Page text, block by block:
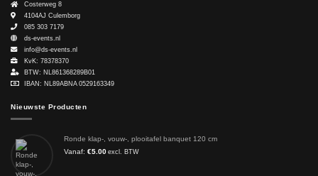
Costerweg 8
4104AJ Culemborg
085 303 7179
ds-events.nl
info@ds-events.nl
KvK: 78378370
BTW: NL861368289B01
IBAN: NL89ABNA 0529163349
Nieuwste Producten
Ronde klap-, vouw-, plooitafel banquet 120 cm
Vanaf: €5.00 excl. BTW